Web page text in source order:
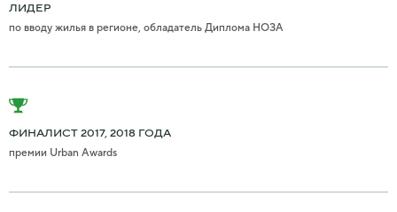
ЛИДЕР
по вводу жилья в регионе, обладатель Диплома НОЗА
ФИНАЛИСТ 2017, 2018 ГОДА
премии Urban Awards